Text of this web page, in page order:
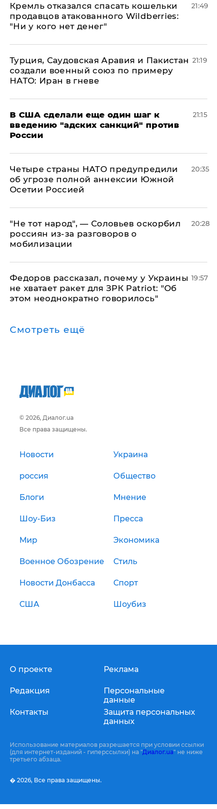
Кремль отказался спасать кошельки
продавцов атакованного Wildberries:
"Ни у кого нет денег"
21:49
Турция, Саудовская Аравия и Пакистан
создали военный союз по примеру
НАТО: Иран в гневе
21:19
В США сделали еще один шаг к
введению "адских санкций" против
России
21:15
Четыре страны НАТО предупредили
об угрозе полной аннексии Южной
Осетии Россией
20:35
​"Не тот народ", — Соловьев оскорбил
россиян из-за разговоров о
мобилизации
20:28
Федоров рассказал, почему у Украины
не хватает ракет для ЗРК Patriot: "Об
этом неоднократно говорилось"
19:57
Смотреть ещё
© 2026, Диалог.ua
Все права защищены.
Новости Украина
россия Общество
Блоги Мнение
Шоу-Биз Пресса
Мир Экономика
Военное Обозрение Стиль
Новости Донбасса Спорт
США Шоубиз
О проекте
Редакция
Контакты
Реклама
Персональные
данные
Защита персональных
данных
Использование материалов разрешается при условии ссылки
(для интернет-изданий - гиперссылки) на "Диалог.ua" не ниже
третьего абзаца.
� 2026, Все права защищены.